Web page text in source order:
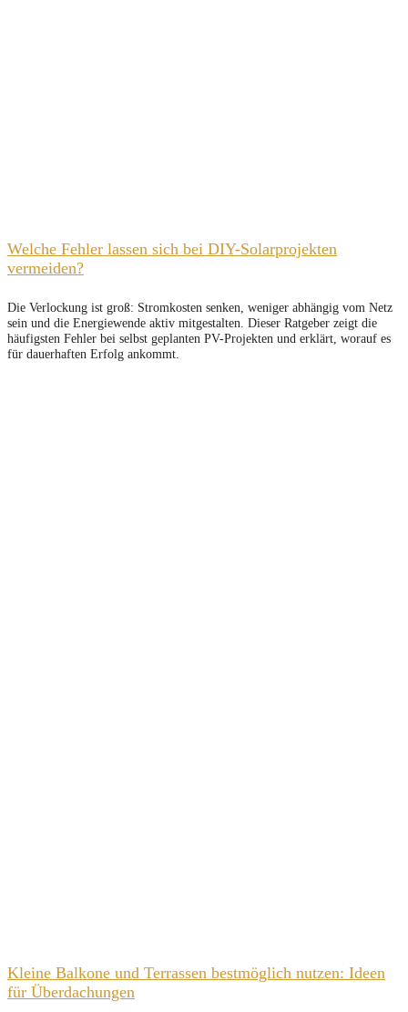
Welche Fehler lassen sich bei DIY-Solarprojekten
vermeiden?
Die Verlockung ist groß: Stromkosten senken, weniger abhängig vom Netz
sein und die Energiewende aktiv mitgestalten. Dieser Ratgeber zeigt die
häufigsten Fehler bei selbst geplanten PV-Projekten und erklärt, worauf es
für dauerhaften Erfolg ankommt.
Kleine Balkone und Terrassen bestmöglich nutzen: Ideen
für Überdachungen